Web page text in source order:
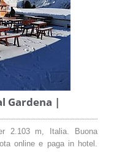
Gardena |
2.103 m, Italia. Buona
online e paga in hotel.